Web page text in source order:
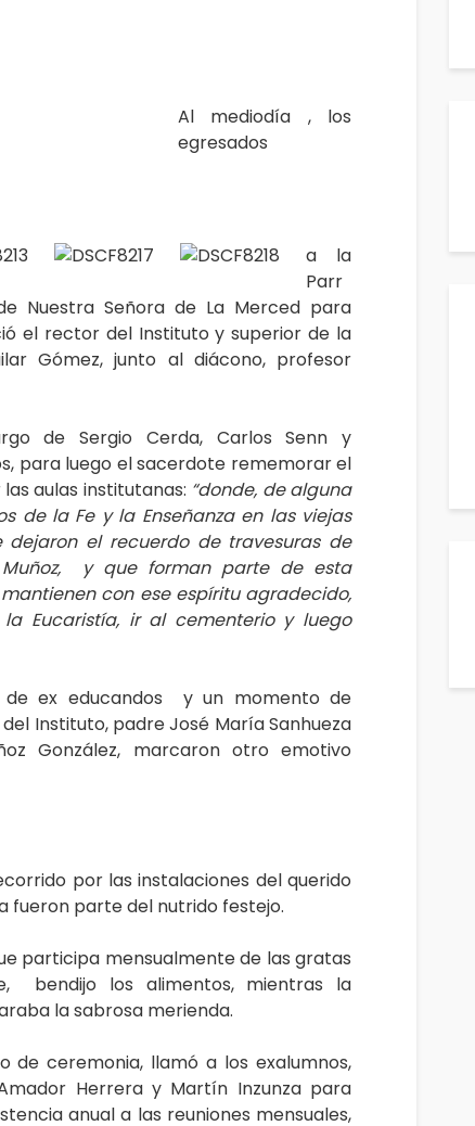
Al mediodía , los
egresados
a la
Parr
Nuestra Señora de La Merced para
el rector del Instituto y superior de la
Gómez, junto al diácono, profesor
de Sergio Cerda, Carlos Senn y
para luego el sacerdote rememorar el
aulas institutanas: “donde, de alguna
de la Fe y la Enseñanza en las viejas
el recuerdo de travesuras de
y que forman parte de esta
con ese espíritu agradecido,
Eucaristía, ir al cementerio y luego
ex educandos y un momento de
Instituto, padre José María Sanhueza
González, marcaron otro emotivo
por las instalaciones del querido
fueron parte del nutrido festejo.
participa mensualmente de las gratas
bendijo los alimentos, mientras la
la sabrosa merienda.
de ceremonia, llamó a los exalumnos,
Herrera y Martín Inzunza para
anual a las reuniones mensuales,